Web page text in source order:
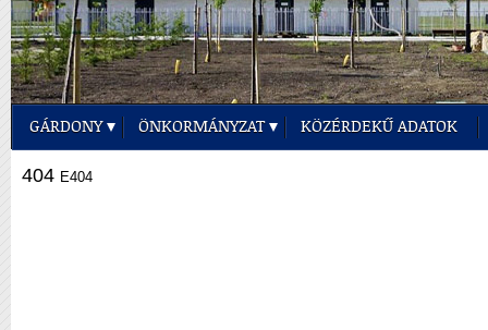
GÁRDONY ÖNKORMÁNYZAT KÖZÉRDEKŰ ADATOK
404 E404